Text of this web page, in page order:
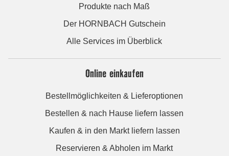
Produkte nach Maß
Der HORNBACH Gutschein
Alle Services im Überblick
Online einkaufen
Bestellmöglichkeiten & Lieferoptionen
Bestellen & nach Hause liefern lassen
Kaufen & in den Markt liefern lassen
Reservieren & Abholen im Markt